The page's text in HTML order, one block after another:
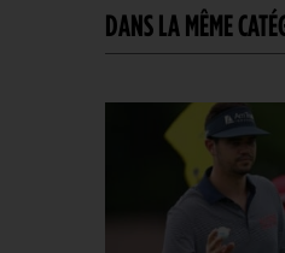
DANS LA MÊME